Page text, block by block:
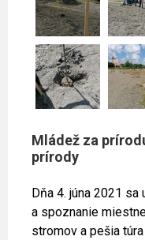
Mládež za
prírody
Dňa 4. júna 2021
a spoznanie
stromov a pešia